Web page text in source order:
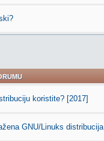
koristite? [2017]
GNU/Linuks distribucija